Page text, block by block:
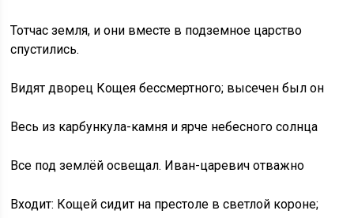
Тотчас земля, и они вместе в подземное царство
спустились.
Видят дворец Кощея бессмертного; высечен был он
Весь из карбункула-камня и ярче небесного солнца
Все под землёй освещал. Иван-царевич отважно
Входит: Кощей сидит на престоле в светлой короне;